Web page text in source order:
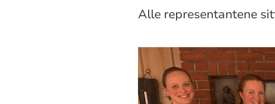
Alle representantene